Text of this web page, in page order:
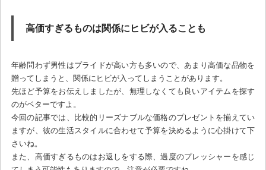
高価すぎるものは関係にヒビが入ることも
年齢問わず男性はプライドが高い方も多いので、あまり高価な品物を
贈ってしまうと、関係にヒビが入ってしまうことがあります。
先ほど予算をお伝えしましたが、無理しなくても良いアイテムを探す
のがベターですよ。
今回の記事では、比較的リーズナブルな価格のプレゼントを揃えてい
ますが、彼の生活スタイルに合わせて予算を決めるように心掛けて下
さいね。
また、高価すぎるものはお返しをする際、過度のプレッシャーを感じ